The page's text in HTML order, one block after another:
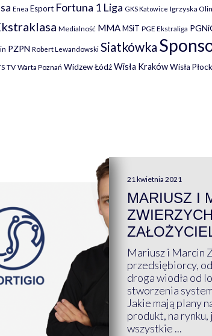
Enea Esport Fortuna 1 Liga GKS Katowice Igrzyska
Medialność MMAMSiT PGE Ekstraliga
PZPN Robert Lewandowski Siatkówka
TV Warta Poznań Widzew ŁódźWisła KrakówWisła Płock
21 kwietnia 2021
MARIUSZ I
Mariusz i Marcin
przedsiębiorcy,
droga wiodła od
stworzenia
Jakie mają plany
produkt, na
wszystkie ...